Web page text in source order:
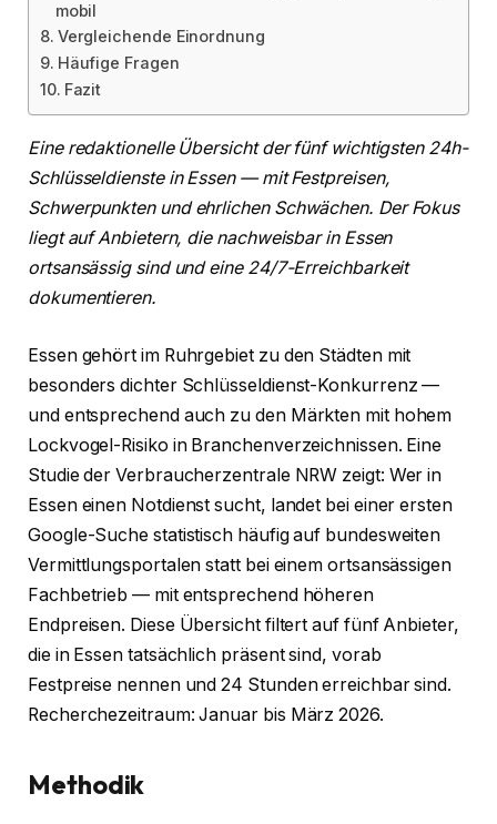
mobil
Vergleichende Einordnung
Häufige Fragen
Fazit
Eine redaktionelle Übersicht der fünf wichtigsten 24h-
Schlüsseldienste in Essen — mit Festpreisen,
Schwerpunkten und ehrlichen Schwächen. Der Fokus
liegt auf Anbietern, die nachweisbar in Essen
ortsansässig sind und eine 24/7-Erreichbarkeit
dokumentieren.
Essen gehört im Ruhrgebiet zu den Städten mit
besonders dichter Schlüsseldienst-Konkurrenz —
und entsprechend auch zu den Märkten mit hohem
Lockvogel-Risiko in Branchenverzeichnissen. Eine
Studie der Verbraucherzentrale NRW zeigt: Wer in
Essen einen Notdienst sucht, landet bei einer ersten
Google-Suche statistisch häufig auf bundesweiten
Vermittlungsportalen statt bei einem ortsansässigen
Fachbetrieb — mit entsprechend höheren
Endpreisen. Diese Übersicht filtert auf fünf Anbieter,
die in Essen tatsächlich präsent sind, vorab
Festpreise nennen und 24 Stunden erreichbar sind.
Recherchezeitraum: Januar bis März 2026.
Methodik